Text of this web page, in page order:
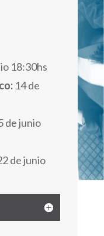
18:30hs
14 de
de junio
de junio